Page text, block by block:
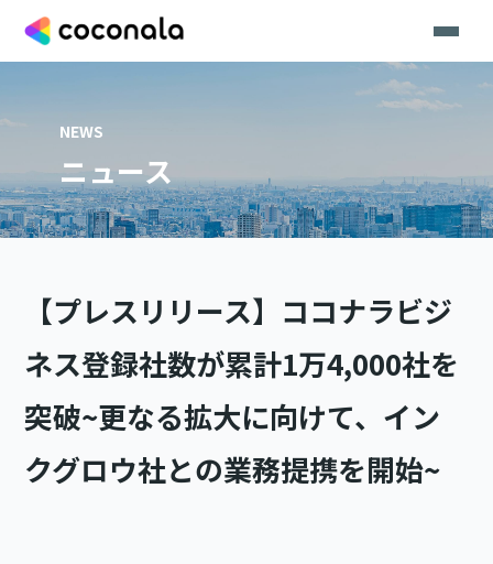
NEWS
ニュース
【プレスリリース】ココナラビジ
ネス登録社数が累計1万4,000社を
突破~更なる拡大に向けて、イン
クグロウ社との業務提携を開始~